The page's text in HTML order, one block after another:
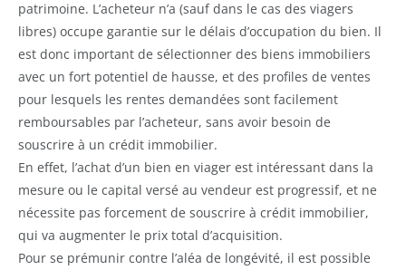
patrimoine. L’acheteur n’a (sauf dans le cas des viagers
libres) occupe garantie sur le délais d’occupation du bien. Il
est donc important de sélectionner des biens immobiliers
avec un fort potentiel de hausse, et des profiles de ventes
pour lesquels les rentes demandées sont facilement
remboursables par l’acheteur, sans avoir besoin de
souscrire à un crédit immobilier.
En effet, l’achat d’un bien en viager est intéressant dans la
mesure ou le capital versé au vendeur est progressif, et ne
nécessite pas forcement de souscrire à crédit immobilier,
qui va augmenter le prix total d’acquisition.
Pour se prémunir contre l’aléa de longévité, il est possible